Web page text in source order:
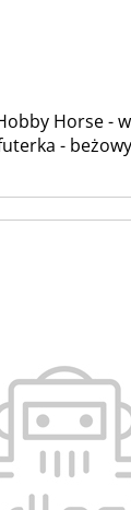
Horse -
- beżowy